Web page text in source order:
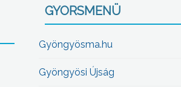
GYORSMENÜ
Gyöngyösma.hu
Gyöngyösi Újság